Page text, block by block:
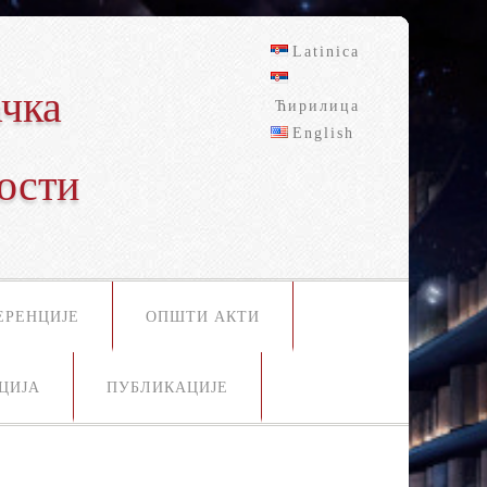
Latinica
Ћирилица
English
ОПШТИ АКТИ
ПУБЛИКАЦИЈЕ